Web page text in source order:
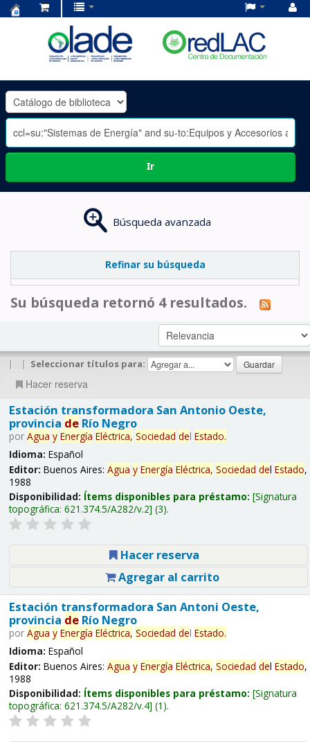
OLADE
-
Ir
Búsqueda avanzada
Refinar su búsqueda
Su búsqueda retornó 4 resultados.
| | Seleccionar títulos para:
Hacer reserva
Estación transformadora San Antonio Oeste,
provincia deRío Negro
por Agua y Energía Eléctrica, Sociedad del Estado.
Idioma: Español
Editor: Buenos Aires: Agua y Energía Eléctrica, Sociedad del Estado,
1988
Disponibilidad: Ítems disponibles para préstamo: Signatura
topográfica: 621.374.5/A282/v.2 (3).
Hacer reserva
Agregar al carrito
Estación transformadora San Antoni Oeste,
provincia deRío Negro
por Agua y Energía Eléctrica, Sociedad del Estado.
Idioma: Español
Editor: Buenos Aires: Agua y Energía Eléctrica, Sociedad del Estado,
1988
Disponibilidad: Ítems disponibles para préstamo: Signatura
topográfica: 621.374.5/A282/v.4 (1).